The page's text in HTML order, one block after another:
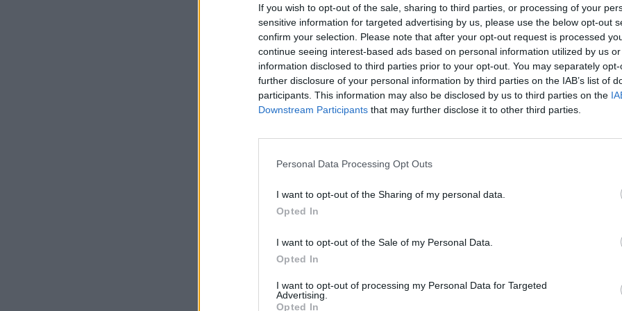
If you wish to opt-out of the sale, sharing to third parties, or processing of your
sensitive information for targeted advertising by us, please use the below opt-out
confirm your selection. Please note that after your opt-out request is processed
continue seeing interest-based ads based on personal information utilized by us
information disclosed to third parties prior to your opt-out. You may separately
further disclosure of your personal information by third parties on the IAB’s list of
participants. This information may also be disclosed by us to third parties on the
Downstream Participants that may further disclose it to other third parties.
Personal Data Processing Opt Outs
I want to opt-out of the Sharing of my personal data.
Opted In
I want to opt-out of the Sale of my Personal Data.
Opted In
I want to opt-out of processing my Personal Data for Targeted
Advertising.
Opted In
Entidade detentora
Descrição de nível superior
Filtrar os resultados por:
Nível de descrição Objeto digital disponível
Estado dos direitos de autor